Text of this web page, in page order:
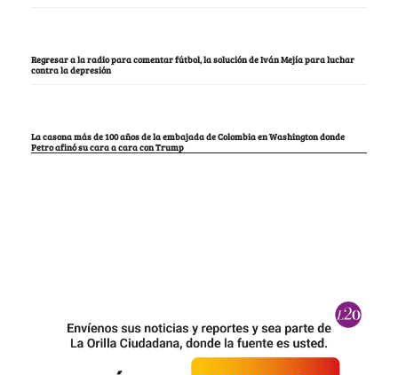
Regresar a la radio para comentar fútbol, la solución de Iván Mejía para luchar
contra la depresión
La casona más de 100 años de la embajada de Colombia en Washington donde
Petro afinó su cara a cara con Trump